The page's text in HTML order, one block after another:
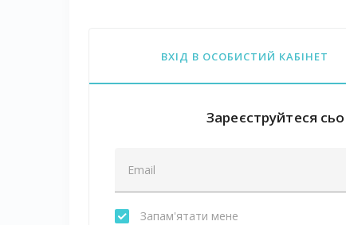
ВХІД В ОСОБИСТИЙ КАБІНЕТ
Зареєструйтеся
Запам'ятати мене